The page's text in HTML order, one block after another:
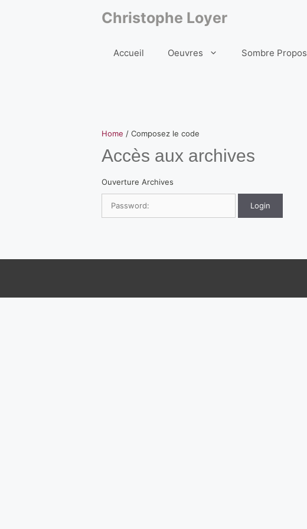
Christophe Loyer
Accueil Oeuvres Sombre Propos
Home / Composez le code
Accès aux archives
Ouverture Archives
Login